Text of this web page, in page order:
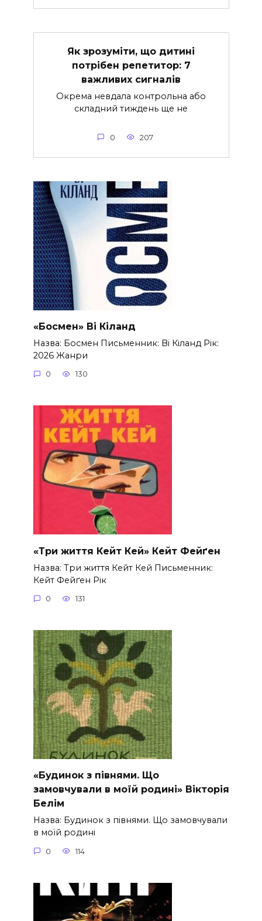
Як зрозуміти, що дитині
потрібен репетитор: 7
важливих сигналів
Окрема невдала контрольна або
складний тиждень ще не
0 207
«Босмен» Ві Кіланд
Назва: Босмен Письменник: Ві Кіланд Рік:
2026 Жанри
0 130
«Три життя Кейт Кей» Кейт Фейґен
Назва: Три життя Кейт Кей Письменник:
Кейт Фейґен Рік
0 131
«Будинок з півнями. Що
замовчували в моїй родині» Вікторія
Белім
Назва: Будинок з півнями. Що замовчували
в моїй родині
0 114